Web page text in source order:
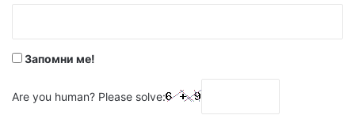
Запомни ме!
Are you human? Please solve: